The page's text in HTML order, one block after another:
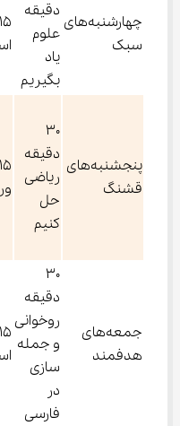
چهارشنبه‌های
سبک
دقیقه
علوم
یاد
بگیریم
پنجشنبه‌های
قشنگ
30
دقیقه
ریاضی
حل
کنیم
جمعه‌های
هدفمند
30
دقیقه
روخوانی
و جمله
سازی
در
فارسی